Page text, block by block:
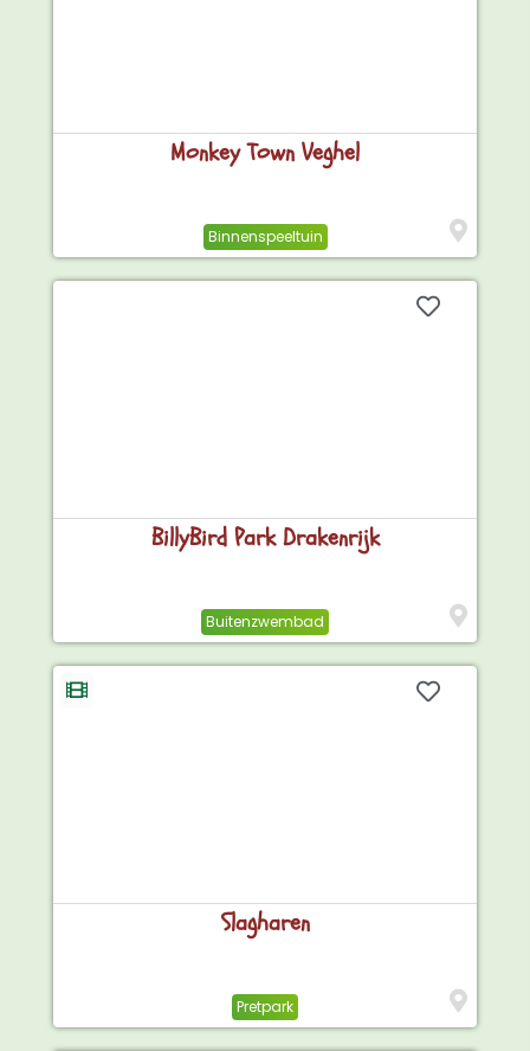
Monkey Town Veghel
Binnenspeeltuin
BillyBird Park Drakenrijk
Buitenzwembad
Slagharen
Pretpark